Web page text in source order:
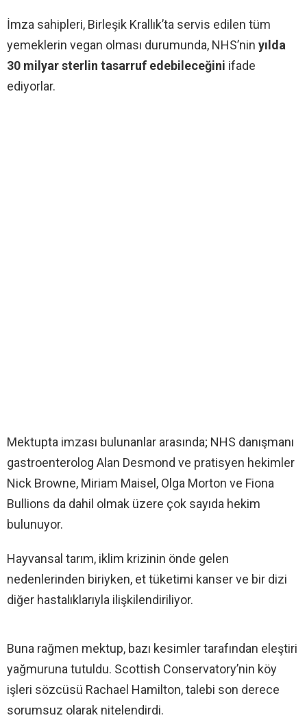
İmza sahipleri, Birleşik Krallık’ta servis edilen tüm
yemeklerin vegan olması durumunda, NHS’nin yılda
30 milyar sterlin tasarruf edebileceğini ifade
ediyorlar.
Mektupta imzası bulunanlar arasında; NHS danışmanı
gastroenterolog Alan Desmond ve pratisyen hekimler
Nick Browne, Miriam Maisel, Olga Morton ve Fiona
Bullions da dahil olmak üzere çok sayıda hekim
bulunuyor.
Hayvansal tarım, iklim krizinin önde gelen
nedenlerinden biriyken, et tüketimi kanser ve bir dizi
diğer hastalıklarıyla ilişkilendiriliyor.
Buna rağmen mektup, bazı kesimler tarafından eleştiri
yağmuruna tutuldu. Scottish Conservatory’nin köy
işleri sözcüsü Rachael Hamilton, talebi son derece
sorumsuz olarak nitelendirdi.